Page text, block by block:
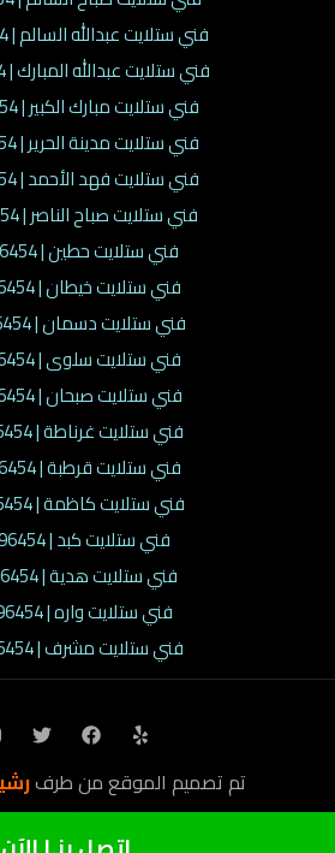
فني ستلايت عبدالله السالم | 66596454 |
فني ستلايت عبدالله المبارك | 66596454 |
فني ستلايت مبارك الكبير | 66596454 |
فني ستلايت مدينة الحرير | 66596454 |
فني ستلايت فهد الأحمد | 66596454 |
فني ستلايت صباح الناصر | 66596454 |
فني ستلايت حطين | 66596454 |
فني ستلايت خيطان | 66596454 |
فني ستلايت دسمان | 66596454 |
فني ستلايت سلوى | 66596454 |
فني ستلايت صبحان | 66596454 |
فني ستلايت غرناطة | 66596454 |
فني ستلايت قرطبة | 66596454 |
فني ستلايت كاظمة | 66596454 |
فني ستلايت كبد | 66596454 |
فني ستلايت هدية | 66596454 |
فني ستلايت واره | 66596454 |
فني ستلايت مشرف | 66596454 |
تم تصميم الموقع من طرف
ستلايت الكويت © 2026